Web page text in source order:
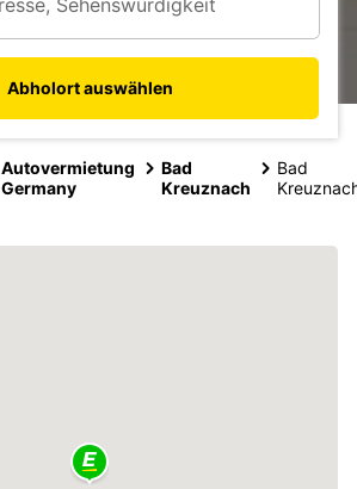
Abholort auswählen
Autovermietung
Germany
Bad
Kreuznach
Bad